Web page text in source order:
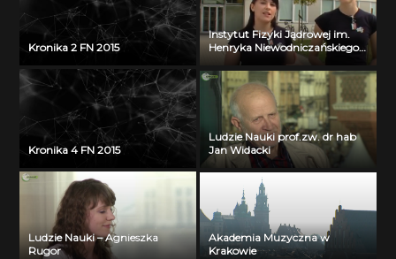
Kronika 2 FN 2015
Instytut Fizyki Jądrowej im.
Henryka Niewodniczańskiego
PAN w Krakowie
Kronika 4 FN 2015
Ludzie Nauki prof.zw. dr hab
Jan Widacki
Ludzie Nauki – Agnieszka
Rugor
Akademia Muzyczna w
Krakowie